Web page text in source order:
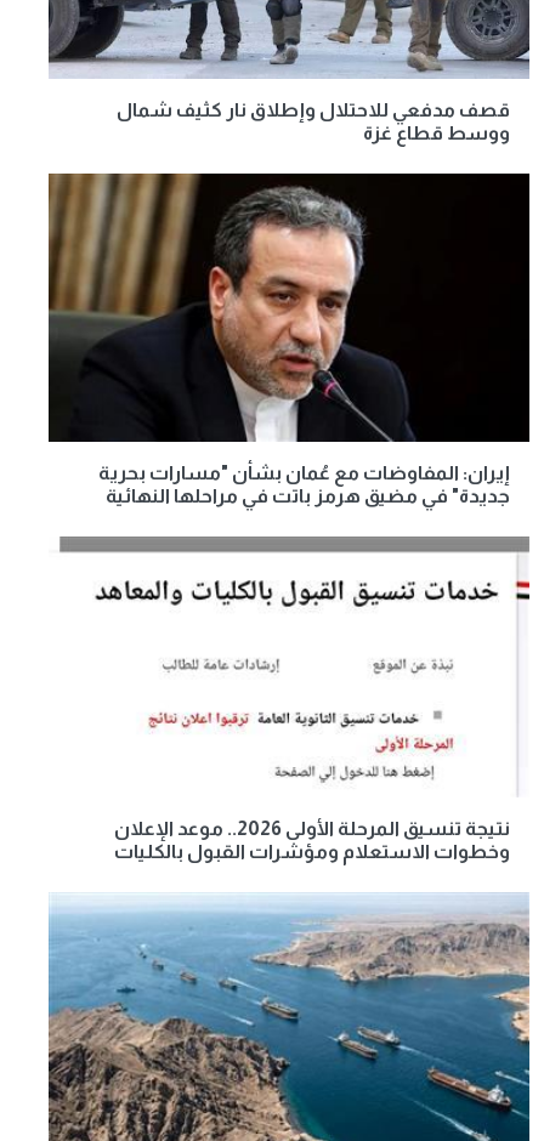
قصف مدفعي للاحتلال وإطلاق نار كثيف شمال
ووسط قطاع غزة
إيران: المفاوضات مع عُمان بشأن "مسارات بحرية
جديدة" في مضيق هرمز باتت في مراحلها النهائية
نتيجة تنسيق المرحلة الأولى 2026.. موعد الإعلان
وخطوات الاستعلام ومؤشرات القبول بالكليات